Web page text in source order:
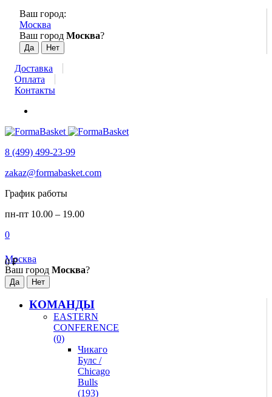
Ваш город:
Москва
Ваш город Москва?
Доставка
Оплата
Контакты
8 (499) 499-23-99
zakaz@formabasket.com
График работы
пн-пт 10.00 – 19.00
0
0₽
Москва
Ваш город Москва?
КОМАНДЫ
EASTERN
CONFERENCE
(0)
Чикаго
Булс /
Chicago
Bulls
(193)